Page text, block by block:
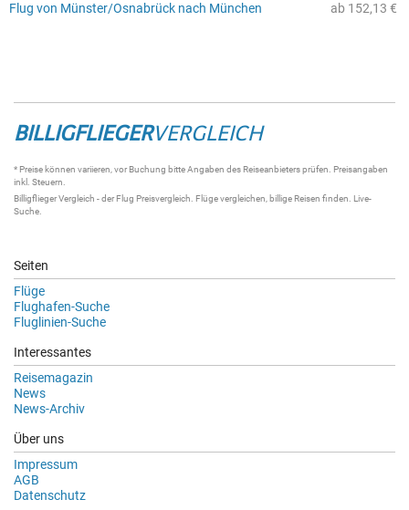
ab 152,13 €
Flug von Münster/Osnabrück nach München
BILLIGFLIEGERVERGLEICH
* Preise können variieren, vor Buchung bitte Angaben des Reiseanbieters prüfen. Preisangaben
inkl. Steuern.
Billigflieger Vergleich - derFlug Preisvergleich Flüge vergleichen , billige Reisen finden. Live-
Suche
Seiten
Flüge
Flughafen-Suche
Fluglinien-Suche
Interessantes
Reisemagazin
News
News-Archiv
Über uns
Impressum
AGB
Datenschutz